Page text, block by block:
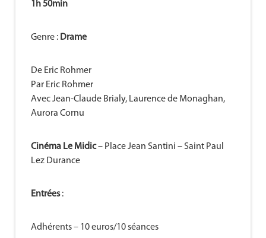
1h 50min
Genre : Drame
De Eric Rohmer
Par Eric Rohmer
Avec Jean-Claude Brialy, Laurence de Monaghan,
Aurora Cornu
Cinéma Le Midic– Place Jean Santini – Saint Paul
Lez Durance
Entrées:
Adhérents – 10 euros/10 séances